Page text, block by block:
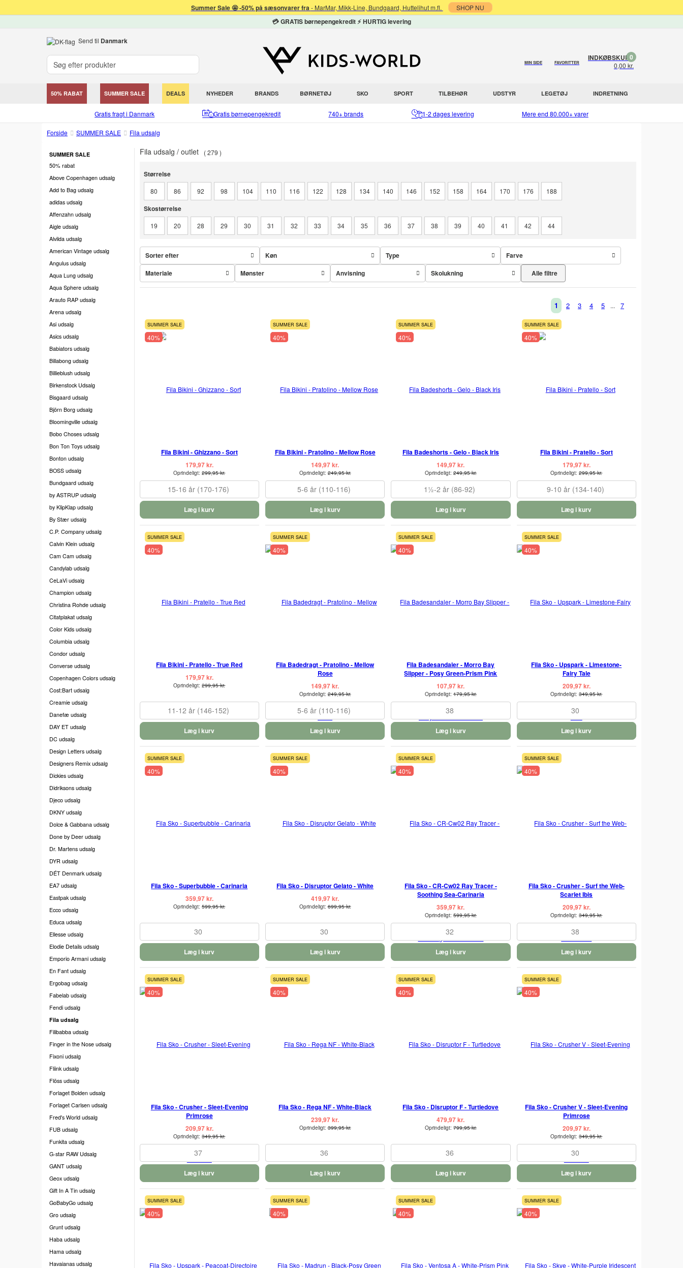
Summer Sale 🤩 -50% på sæsonvarer fra- MarMar, Mikk-Line, Bundgaard, Huttelihut m.fl. SHOP NU
💳 GRATIS børnepengekredit ⚡ HURTIG levering
Send til Danmark
MIN SIDE FAVORITTER
INDKØBSKURV
0,00 kr.
0
50% RABAT SUMMER SALE DEALS NYHEDER BRANDS BØRNETØJ SKO SPORT TILBEHØR UDSTYR LEGETØJ INDRETNING
Gratis fragt i Danmark Gratis børnepengekredit 740+ brands 1-2 dages levering Mere end 80.000+ varer
Forside SUMMER SALE Fila udsalg
SUMMER SALE
50% rabat
Above Copenhagen udsalg
Add to Bag udsalg
adidas udsalg
Affenzahn udsalg
Aigle udsalg
Alvilda udsalg
American Vintage udsalg
Angulus udsalg
Aqua Lung udsalg
Aqua Sphere udsalg
Arauto RAP udsalg
Arena udsalg
Asi udsalg
Asics udsalg
Babiators udsalg
Billabong udsalg
Billieblush udsalg
Birkenstock Udsalg
Bisgaard udsalg
Björn Borg udsalg
Bloomingville udsalg
Bobo Choses udsalg
Bon Ton Toys udsalg
Bonton udsalg
BOSS udsalg
Bundgaard udsalg
by ASTRUP udsalg
by KlipKlap udsalg
By Stær udsalg
C.P. Company udsalg
Calvin Klein udsalg
Cam Cam udsalg
Candylab udsalg
CeLaVi udsalg
Champion udsalg
Christina Rohde udsalg
Citatplakat udsalg
Color Kids udsalg
Columbia udsalg
Condor udsalg
Converse udsalg
Copenhagen Colors udsalg
Cost:Bart udsalg
Creamie udsalg
Danefæ udsalg
DAY ET udsalg
DC udsalg
Design Letters udsalg
Designers Remix udsalg
Dickies udsalg
Didriksons udsalg
Djeco udsalg
DKNY udsalg
Dolce & Gabbana udsalg
Done by Deer udsalg
Dr. Martens udsalg
DYR udsalg
DÉT Denmark udsalg
EA7 udsalg
Eastpak udsalg
Ecco udsalg
Educa udsalg
Ellesse udsalg
Elodie Details udsalg
Emporio Armani udsalg
En Fant udsalg
Ergobag udsalg
Fabelab udsalg
Fendi udsalg
Fila udsalg
Filibabba udsalg
Finger in the Nose udsalg
Fixoni udsalg
Fliink udsalg
Flöss udsalg
Forlaget Bolden udsalg
Forlaget Carlsen udsalg
Fred's World udsalg
FUB udsalg
Funkita udsalg
G-star RAW Udsalg
GANT udsalg
Geox udsalg
Gift In A Tin udsalg
GoBabyGo udsalg
Gro udsalg
Grunt udsalg
Haba udsalg
Hama udsalg
Havaianas udsalg
Fila udsalg / outlet
279
Størrelse
80 86 92 98 104 110 116 122 128 134 140 146 152 158 164 170 176
188
Skostørrelse
19 20 28 29 30 31 32 33 34 35 36 37 38 39 40 41 42 44
Sorter efter Køn Type
Farve
Materiale
Mønster Anvisning Skolukning Alle filtre
1 2 3 4 5 ... 7
SUMMER SALE
40%
Fila Bikini - Ghizzano - Sort
179,97 kr.
Oprindeligt:299,95 kr.
15-16 år (170-176)
Læg i kurv
SUMMER SALE
40%
Fila Bikini - Pratolino - Mellow Rose
149,97 kr.
Oprindeligt:249,95 kr.
5-6 år (110-116)
Læg i kurv
SUMMER SALE
40%
Fila Badeshorts - Gelo - Black Iris
149,97 kr.
Oprindeligt: 249,95 kr.
1½-2 år (86-92)
Læg i kurv
SUMMER SALE
40%
Fila Bikini - Pratello - Sort
179,97 kr.
Oprindeligt:299,95 kr.
9-10 år (134-140)
Læg i kurv
SUMMER SALE
40%
Fila Bikini - Pratello - True Red
179,97 kr.
Oprindeligt:299,95 kr.
11-12 år (146-152)
Læg i kurv
SUMMER SALE
40%
Fila Badedragt - Pratolino - Mellow
Rose
149,97 kr.
Oprindeligt:249,95 kr.
5-6 år (110-116)
Læg i kurv
SUMMER SALE
40%
Fila Badesandaler - Morro Bay
Slipper - Posy Green-Prism Pink
107,97 kr.
Oprindeligt: 179,95 kr.
38
Læg i kurv
SUMMER SALE
40%
Fila Sko - Upspark - Limestone-
Fairy Tale
209,97 kr.
Oprindeligt:349,95 kr.
30
Læg i kurv
SUMMER SALE
40%
Fila Sko - Superbubble - Carinaria
359,97 kr.
Oprindeligt:599,95 kr.
30
Læg i kurv
SUMMER SALE
40%
Fila Sko - Disruptor Gelato - White
419,97 kr.
Oprindeligt:699,95 kr.
30
Læg i kurv
SUMMER SALE
40%
Fila Sko - CR-Cw02 Ray Tracer -
Soothing Sea-Carinaria
359,97 kr.
Oprindeligt: 599,95 kr.
32
Læg i kurv
SUMMER SALE
40%
Fila Sko - Crusher - Surf the Web-
Scarlet Ibis
209,97 kr.
Oprindeligt:349,95 kr.
38
Læg i kurv
SUMMER SALE
40%
Fila Sko - Crusher - Sleet-Evening
Primrose
209,97 kr.
Oprindeligt:349,95 kr.
37
Læg i kurv
SUMMER SALE
40%
Fila Sko - Rega NF - White-Black
239,97 kr.
Oprindeligt:399,95 kr.
36
Læg i kurv
SUMMER SALE
40%
Fila Sko - Disruptor F - Turtledove
479,97 kr.
Oprindeligt: 799,95 kr.
36
Læg i kurv
SUMMER SALE
40%
Fila Sko - Crusher V - Sleet-Evening
Primrose
209,97 kr.
Oprindeligt:349,95 kr.
30
Læg i kurv
SUMMER SALE
40%
SUMMER SALE
40%
SUMMER SALE
40%
SUMMER SALE
40%